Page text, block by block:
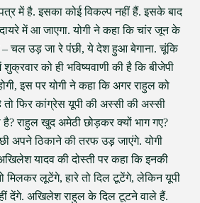
में है. इसका कोई विकल्प नहीं हैं. इसके बाद
में आ जाएगा. योगी ने कहा कि चांर जून के
– चल उड़ जा रे पंछी, ये देश हुआ बेगाना. चूंकि
को ही भविष्यवाणी की है कि बीजेपी
इस पर योगी ने कहा कि अगर राहुल को
तो फिर कांग्रेस यूपी की अस्सी की अस्सी
है? राहुल खुद अमेठी छोड़कर क्यों भाग गए?
अपने ठिकाने की तरफ उड़़ जाएंगे. योगी
यादव की दोस्ती पर कहा कि इनकी
मिलकर लूटेंगे, हारे तो दिल टूटेंगे, लेकिन यूपी
देंगे. अखिलेश राहुल के दिल टूटने वाले हैं.